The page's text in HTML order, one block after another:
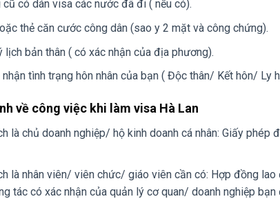
cũ có dán visa các nước đã đi ( nếu có).
thẻ căn cước công dân (sao y 2 mặt và công chứng).
lịch bản thân ( có xác nhận của địa phương).
nhận tình trạng hôn nhân của bạn ( Độc thân/ Kết hôn/ Ly
về công việc khi làm visa Hà Lan
là chủ doanh nghiệp/ hộ kinh doanh cá nhân: Giấy phép
là nhân viên/ viên chức/ giáo viên cần có: Hợp đồng
tác có xác nhận của quản lý cơ quan/ doanh nghiệp